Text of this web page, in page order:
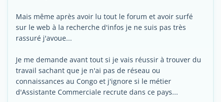
Mais même après avoir lu tout le forum et avoir surfé
sur le web à la recherche d'infos je ne suis pas très
rassuré j'avoue...
Je me demande avant tout si je vais réussir à trouver du
travail sachant que je n'ai pas de réseau ou
connaissances au Congo et j'ignore si le métier
d'Assistante Commerciale recrute dans ce pays...